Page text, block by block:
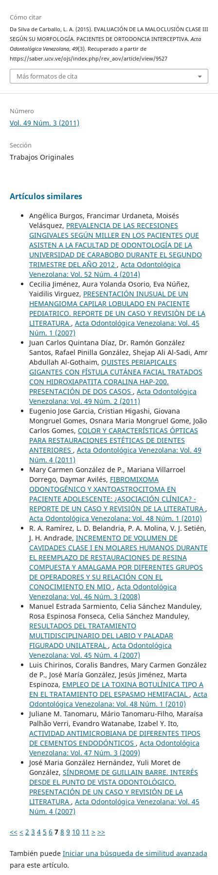
Cómo citar
Da Silva de Carballo, L. A. (2015). EVALUACIÓN DE LA MALOCLUSIÓN CLASE III
SEGÚN SU MORFOLOGÍA. PACIENTES DE ORTODONCIA INTERCEPTIVA.Acta
Odontológica Venezolana, 49(3). Recuperado a partir de
https://saber.ucv.ve/ojs/index.php/rev_aov/article/view/9527
Más formatos de cita
Número
Vol. 49 Núm. 3 (2011)
Sección
Trabajos Originales
Artículos similares
Angélica Burgos, Francimar Urdaneta, Moisés
Velásquez, PREVALENCIA DE LAS RECESIONES
GINGIVALES SEGÚN MILLER EN LOS PACIENTES QUE
ASISTEN A LA FACULTAD DE ODONTOLOGÍA DE LA
UNIVERSIDAD DE CARABOBO DURANTE EL SEGUNDO
TRIMESTRE DEL AÑO 2012 , Acta Odontológica
Venezolana: Vol. 52 Núm. 4 (2014)
Cecilia Jiménez, Aura Yolanda Osorio, Eva Núñez,
Yaidilis Virguez, PRESENTACIÓN INUSUAL DE UN
HEMANGIOMA CAPILAR LOBULADO EN PACIENTE
PEDIATRICO. REPORTE DE UN CASO Y REVISIÒN DE LA
LITERATURA , Acta Odontológica Venezolana: Vol. 45
Núm. 1 (2007)
Juan Carlos Quintana Díaz, Dr. Ramón González
Santos, Rafael Pinilla González, Shejap Ali Al-Sadi, Amr
Abdullah Al-Gothaim, QUISTES PERIAPICALES
GIGANTES CON FÍSTULA CUTÁNEA FACIAL TRATADOS
CON HIDROXIAPATITA CORALINA HAP-200.
PRESENTACIÓN DE DOS CASOS , Acta Odontológica
Venezolana: Vol. 49 Núm. 2 (2011)
Eugenio Jose Garcia, Cristian Higashi, Giovana
Mongruel Gomes, Osnara Maria Mongruel Gome, João
Carlos Gomes, COLOR Y CARACTERÍSTICAS ÓPTICAS
PARA RESTAURACIONES ESTÉTICAS DE DIENTES
ANTERIORES , Acta Odontológica Venezolana: Vol. 49
Núm. 4 (2011)
Mary Carmen González de P., Mariana Villarroel
Dorrego, Daymar Avilés, FIBROMIXOMA
ODONTOGÉNICO Y XANTOASTROCITOMA EN
PACIENTE ADOLESCENTE: ¿ASOCIACIÓN CLÍNICA? -
REPORTE DE UN CASO Y REVISIÓN DE LA LITERATURA ,
Acta Odontológica Venezolana: Vol. 48 Núm. 1 (2010)
R. A. Ramírez, L. D. Belandria, P. A. Molina, V. J. Setién,
J. H. Andrade, INCREMENTO DE VOLUMEN DE
CAVIDADES CLASE I EN MOLARES HUMANOS DURANTE
EL REEMPLAZO DE RESTAURACIONES DE RESINA
COMPUESTA Y AMALGAMA POR DIFERENTES GRUPOS
DE OPERADORES Y SU RELACIÓN CON EL
CONOCIMIENTO EN MIO , Acta Odontológica
Venezolana: Vol. 46 Núm. 3 (2008)
Manuel Estrada Sarmiento, Celia Sánchez Manduley,
Rosa Espinosa Fonseca, Celia Sánchez Manduley,
RESULTADOS DEL TRATAMIENTO
MULTIDISCIPLINARIO DEL LABIO Y PALADAR
FIGURADO UNILATERAL , Acta Odontológica
Venezolana: Vol. 45 Núm. 4 (2007)
Luis Chirinos, Coralis Bandres, Mary Carmen González
de P., José María González, Jesús Jiménez, Marta
Espinoza, EMPLEO DE LA TOXINA BOTULÍNICA TIPO A
EN EL TRATAMIENTO DEL ESPASMO HEMIFACIAL , Acta
Odontológica Venezolana: Vol. 48 Núm. 1 (2010)
Juliane M. Tanomaru, Mário Tanomaru-Filho, Maraísa
Palhão Verri, Evandro Watanabe, Izabel Y. Ito,
ACTIVIDAD ANTIMICROBIANA DE DIFERENTES TIPOS
DE CEMENTOS ENDODÓNTICOS , Acta Odontológica
Venezolana: Vol. 47 Núm. 3 (2009)
José Maria González Hernández, Yuli Moret de
González, SÍNDROME DE GUILLAIN BARRE. INTERÉS
DESDE EL PUNTO DE VISTA ODONTOLÓGICO.
PRESENTACIÓN DE UN CASO Y REVISIÓN DE LA
LITERATURA , Acta Odontológica Venezolana: Vol. 45
Núm. 4 (2007)
<< < 2 3 4 5 6 7 8 9 10 11 > >>
También puede Iniciar una búsqueda de similitud avanzada
para este artículo.